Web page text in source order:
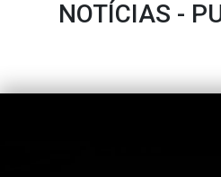
NOTÍCIAS -